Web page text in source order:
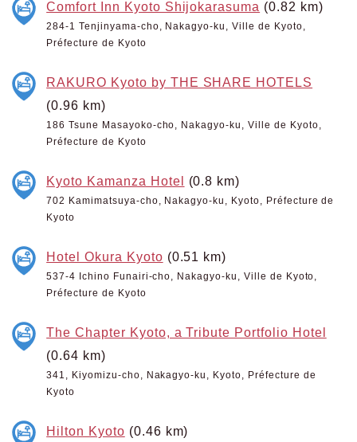
Comfort Inn Kyoto Shijokarasuma (0.82 km)
284-1 Tenjinyama-cho, Nakagyo-ku, Ville de Kyoto,
Préfecture de Kyoto
RAKURO Kyoto by THE SHARE HOTELS
(0.96 km)
186 Tsune Masayoko-cho, Nakagyo-ku, Ville de Kyoto,
Préfecture de Kyoto
Kyoto Kamanza Hotel (0.8 km)
702 Kamimatsuya-cho, Nakagyo-ku, Kyoto, Préfecture de
Kyoto
Hotel Okura Kyoto (0.51 km)
537-4 Ichino Funairi-cho, Nakagyo-ku, Ville de Kyoto,
Préfecture de Kyoto
The Chapter Kyoto, a Tribute Portfolio Hotel
(0.64 km)
341, Kiyomizu-cho, Nakagyo-ku, Kyoto, Préfecture de
Kyoto
Hilton Kyoto (0.46 km)